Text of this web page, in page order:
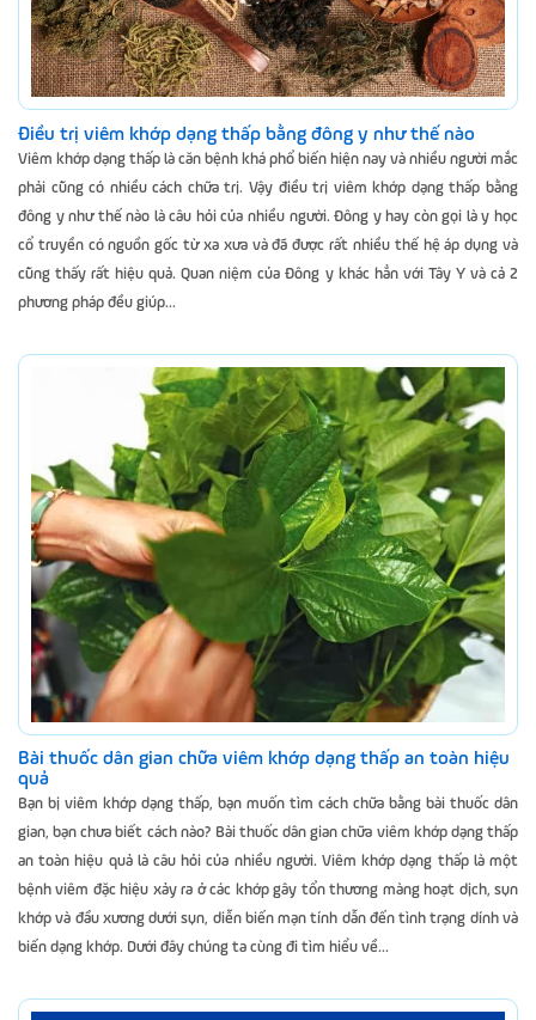
Điều trị viêm khớp dạng thấp bằng đông y như thế nào
Viêm khớp dạng thấp là căn bệnh khá phổ biến hiện nay và nhiều người mắc
phải cũng có nhiều cách chữa trị. Vậy điều trị viêm khớp dạng thấp bằng
đông y như thế nào là câu hỏi của nhiều người. Đông y hay còn gọi là y học
cổ truyền có nguồn gốc từ xa xưa và đã được rất nhiều thế hệ áp dụng và
cũng thấy rất hiệu quả. Quan niệm của Đông y khác hẳn với Tây Y và cả 2
phương pháp đều giúp...
Bài thuốc dân gian chữa viêm khớp dạng thấp an toàn hiệu
quả
Bạn bị viêm khớp dạng thấp, bạn muốn tìm cách chữa bằng bài thuốc dân
gian, bạn chưa biết cách nào? Bài thuốc dân gian chữa viêm khớp dạng thấp
an toàn hiệu quả là câu hỏi của nhiều người. Viêm khớp dạng thấp là một
bệnh viêm đặc hiệu xảy ra ở các khớp gây tổn thương màng hoạt dịch, sụn
khớp và đầu xương dưới sụn, diễn biến mạn tính dẫn đến tình trạng dính và
biến dạng khớp. Dưới đây chúng ta cùng đi tìm hiểu về...